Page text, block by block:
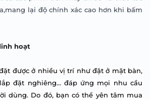
lại độ chính xác cao hơn khi bấm
hoạt
được ở nhiều vị trí như đặt ở mặt bàn,
đặt nghiêng… đáp ứng mọi nhu cầu
dùng. Do đó, bạn có thể yên tâm mua